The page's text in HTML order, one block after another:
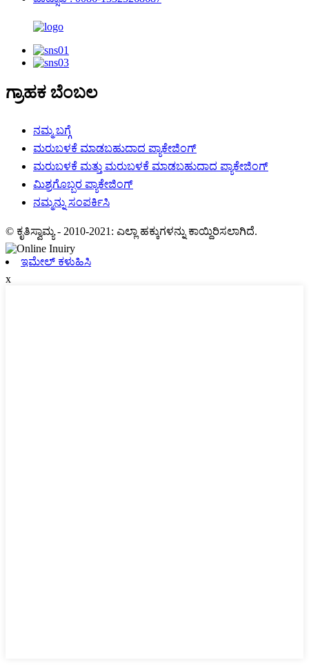
ಗ್ರಾಹಕ ಬೆಂಬಲ
ನಮ್ಮ ಬಗ್ಗೆ
ಮರುಬಳಕೆ ಮಾಡಬಹುದಾದ ಪ್ಯಾಕೇಜಿಂಗ್
ಮರುಬಳಕೆ ಮತ್ತು ಮರುಬಳಕೆ ಮಾಡಬಹುದಾದ ಪ್ಯಾಕೇಜಿಂಗ್
ಮಿಶ್ರಗೊಬ್ಬರ ಪ್ಯಾಕೇಜಿಂಗ್
ನಮ್ಮನ್ನು ಸಂಪರ್ಕಿಸಿ
© ಕೃತಿಸ್ವಾಮ್ಯ - 2010-2021: ಎಲ್ಲಾ ಹಕ್ಕುಗಳನ್ನು ಕಾಯ್ದಿರಿಸಲಾಗಿದೆ.
ಇಮೇಲ್ ಕಳುಹಿಸಿ
x